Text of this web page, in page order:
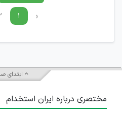
‹ ۱
ابتدای
مختصری درباره ایران استخدام